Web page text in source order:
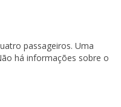
passageiros. Uma
há informações sobre o